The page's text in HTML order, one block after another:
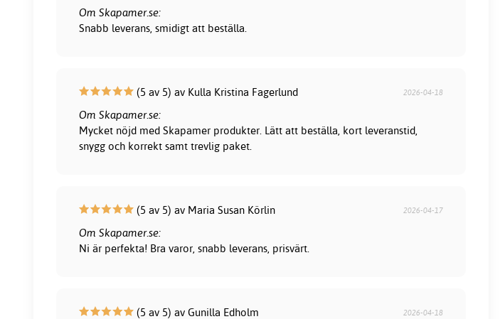
Om Skapamer.se:
Snabb leverans, smidigt att beställa.
(5 av 5) av Kulla Kristina Fagerlund 2026-04-18
Om Skapamer.se:
Mycket nöjd med Skapamer produkter. Lätt att beställa, kort leveranstid,
snygg och korrekt samt trevlig paket.
(5 av 5) av Maria Susan Körlin 2026-04-17
Om Skapamer.se:
Ni är perfekta! Bra varor, snabb leverans, prisvärt.
(5 av 5) av Gunilla Edholm 2026-04-18